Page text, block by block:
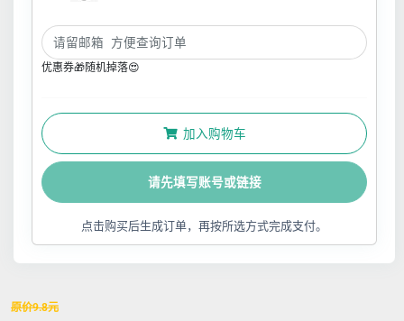
优惠券🎁随机掉落😍
加入购物车
请先填写账号或链接
点击购买后生成订单，再按所选方式完成支付。
原价9.8元